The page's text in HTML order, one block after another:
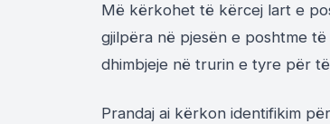
Më kërkohet të kërcej lart e
gjilpëra në pjesën e poshtme
dhimbjeje në trurin e tyre për
Prandaj ai kërkon identifikim